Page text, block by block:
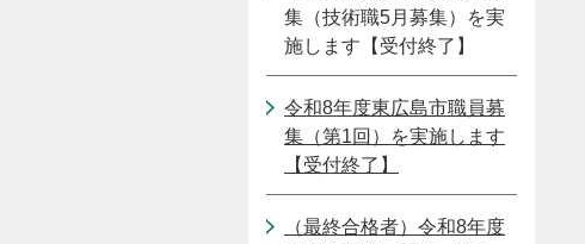
集（技術職5月募集）を実
施します【受付終了】
令和8年度東広島市職員募
集（第1回）を実施します
【受付終了】
（最終合格者）令和8年度